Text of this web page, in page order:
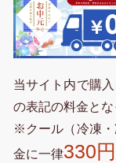
当サイト内で購
の表記の料金とな
※クール（冷凍
金に一律330円